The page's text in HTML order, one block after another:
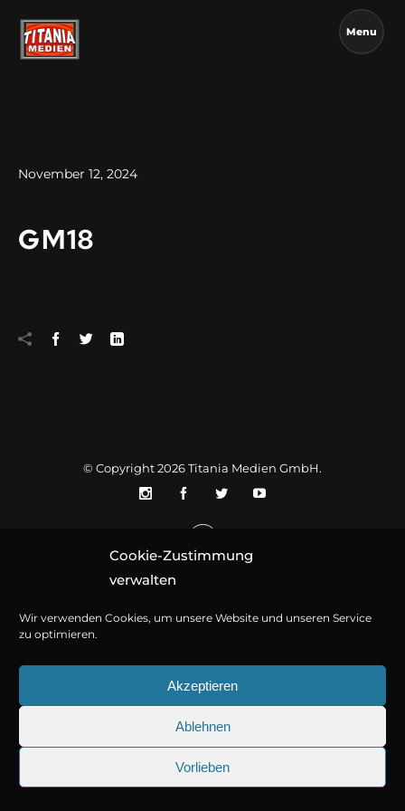
Cookie-Zustimmung
verwalten
Wir verwenden Cookies, um unsere Website und unseren Service
zu optimieren.
Akzeptieren
Ablehnen
Vorlieben
Menu
November 12, 2024
GM18
© Copyright 2026Titania Medien GmbH.